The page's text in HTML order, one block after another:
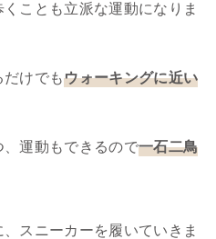
ことも立派な運動になりま
だけでもウォーキングに近い
運動もできるので一石二鳥
スニーカーを履いていきま